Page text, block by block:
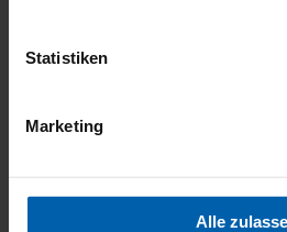
Statistiken
Marketing
Alle